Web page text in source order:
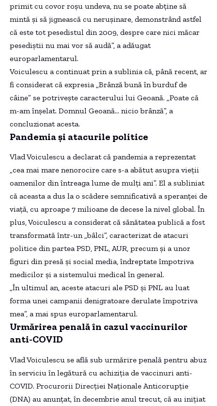
primit cu covor roșu undeva, nu se poate abține să
mintă și să jignească cu nerușinare, demonstrând astfel
că este tot pesedistul din 2009, despre care nici măcar
pesediștii nu mai vor să audă”, a adăugat
europarlamentarul.
Voiculescu a continuat prin a sublinia că, până recent, ar
fi considerat că expresia „Brânză bună în burduf de
câine” se potrivește caracterului lui Geoană. „Poate că
m-am înșelat. Domnul Geoană… nicio brânză”, a
concluzionat acesta.
Pandemia și atacurile politice
Vlad Voiculescu a declarat că pandemia a reprezentat
„cea mai mare nenorocire care s-a abătut asupra vieții
oamenilor din întreaga lume de mulți ani”. El a subliniat
că aceasta a dus la o scădere semnificativă a speranței de
viață, cu aproape 7 milioane de decese la nivel global. În
plus, Voiculescu a considerat că sănătatea publică a fost
transformată într-un „bâlci”, caracterizat de atacuri
politice din partea PSD, PNL, AUR, precum și a unor
figuri din presă și social media, îndreptate împotriva
medicilor și a sistemului medical în general.
„În ultimul an, aceste atacuri ale PSD și PNL au luat
forma unei campanii denigratoare derulate împotriva
mea”, a mai spus europarlamentarul.
Urmărirea penală în cazul vaccinurilor
anti-COVID
Vlad Voiculescu se află sub urmărire penală pentru abuz
în serviciu în legătură cu achiziția de vaccinuri anti-
COVID. Procurorii Direcției Naționale Anticorupție
(DNA) au anunțat, în decembrie anul trecut, că au inițiat